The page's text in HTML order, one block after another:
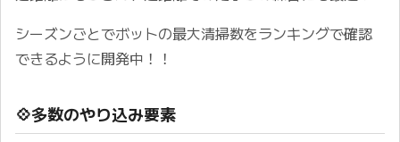
シーズンごとでボットの最大清掃数をランキングで確認
できるように開発中！！ ㅤ
💠多数のやり込み要素